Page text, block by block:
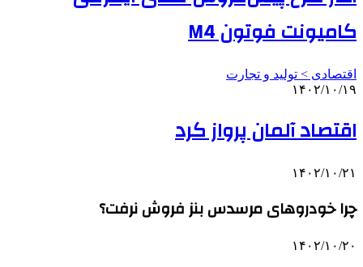
کامیونت فوتون M4
اقتصادی > تولید و تجارت
۱۴۰۲/۱۰/۱۹
اقتصاد آلمان پرواز کرد
۱۴۰۲/۱۰/۲۱
چرا خودروهای مرسدس بنز فروش نرفت؟
۱۴۰۲/۱۰/۲۰